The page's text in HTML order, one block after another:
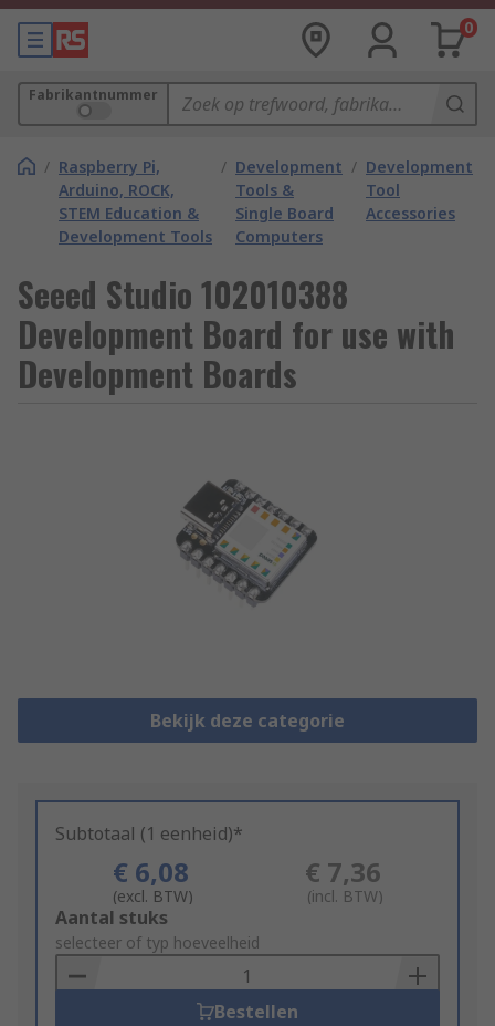
0
Fabrikantnummer
/ Raspberry Pi,
Arduino, ROCK,
STEM Education &
Development Tools
/ Development
Tools &
Single Board
Computers
/ Development
Tool
Accessories
Seeed Studio 102010388
Development Board for use with
Development Boards
Bekijk deze categorie
Subtotaal (1 eenheid)*
€ 6,08
(excl. BTW)
€ 7,36
(incl. BTW)
Add
to
Basket
Aantal stuks
selecteer of typ hoeveelheid
Bestellen